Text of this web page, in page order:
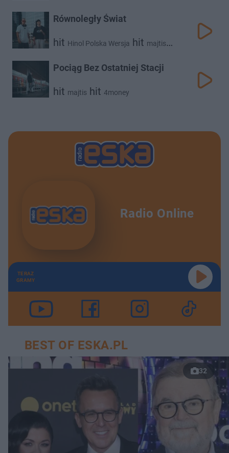
Równoległy Świat
hit Hinol Polska Wersja hit majtis
Pociąg Bez Ostatniej Stacji
hit majtis hit 4money
Radio Online
TERAZ
GRAMY
BEST OF ESKA.PL
32